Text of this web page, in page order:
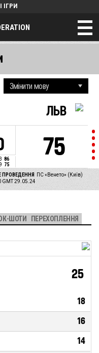
ІГРИ
86
75
ЛЬВ
75
ПРОВЕДЕННЯ
ПС «Венето» (Київ)
GMT 29.05.24
ШОТИ ПЕРЕХОПЛЕННЯ
25
18
16
14